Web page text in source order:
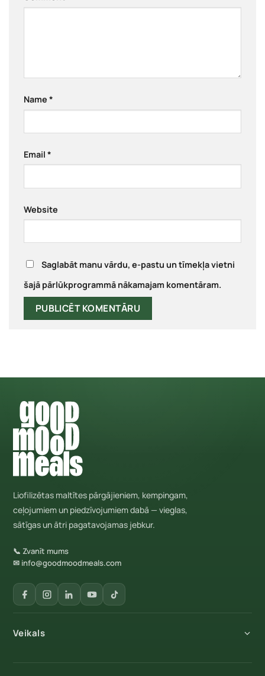
Name *
Email *
Website
Saglabāt manu vārdu, e-pastu un tīmekļa vietni
šajā pārlūkprogrammā nākamajam komentāram.
Liofilizētas maltītes pārgājieniem, kempingam,
ceļojumiem un piedzīvojumiem dabā — vieglas,
sātīgas un ātri pagatavojamas jebkur.
📞 Zvanīt mums
✉ info@goodmoodmeals.com
Veikals